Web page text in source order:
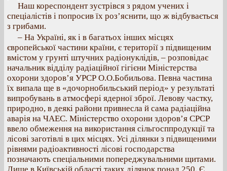
Наш кореспондент зустрівся з рядом учених і
спеціалістів і попросив їх роз’яснити, що ж відбувається
з грибами.
– На Україні, як і в багатьох інших місцях
європейської частини країни, є території з підвищеним
вмістом у грунті штучних радіонуклідів, – розповідає
начальник відділу радіаційної гігієни Міністерства
охорони здоров’я УРСР О.О.Бобильова. Певна частина
їх випала ще в «дочорнобильський період» у результаті
випробувань в атмосфері ядерної зброї. Левову частку,
природно, в деякі райони привнесла й сама радіаційна
аварія на ЧАЕС. Міністерство охорони здоров’я СРСР
ввело обмеження на використання сільгосппродукції та
лісові заготівлі в цих місцях. Усі ділянки з підвищеними
рівнями радіоактивності лісові господарства
позначають спеціальними попереджувальними щитами.